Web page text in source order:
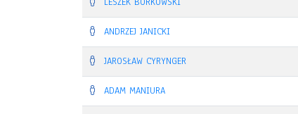
ANDRZEJ JANICKI
JAROSŁAW CYRYNGER
ADAM MANIURA